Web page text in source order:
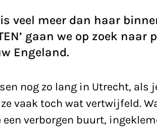
veel meer dan haar
gaan we op zoek
Engeland.
nog zo lang in Utrecht, als
vaak toch wat vertwijfeld.
een verborgen buurt,